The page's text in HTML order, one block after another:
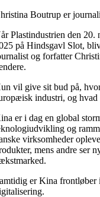
Boutrup er
Plastindustrien den
på Hindsgavl Slot,
og forfatter
vil give sit bud på,
industri, og hvad
er i dag en global
og
virksomheder
mens andre ser
er Kina frontløber